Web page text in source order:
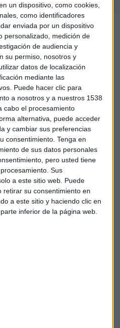
un dispositivo, como cookies,
como identificadores
enviada por un dispositivo
personalizado, medición de
de audiencia y
su permiso, nosotros y
datos de localización
mediante las
Puede hacer clic para
a nosotros y a nuestros 1538
cabo el procesamiento
alternativa, puede acceder
y cambiar sus preferencias
consentimiento. Tenga en
de sus datos personales
pero usted tiene
Sus
a este sitio web. Puede
retirar su consentimiento en
a este sitio y haciendo clic en
inferior de la página web.
el inicio de un nuevo rally
con algunas
100.000 dólares en unos dos
histórica del bitcoin tras
cuando sucedió el primer
12 dólares y dos años después
dólares y dos años después
dólares cuando tocó sus
dólares.
porción muy pequeña dela
de dólares, más o menos